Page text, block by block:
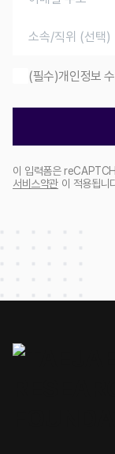
(필수)개인정보
이 입력폼은
서비스약관 이 적용됩니